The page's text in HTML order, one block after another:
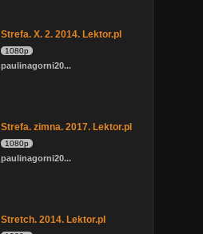
Strefa. X. 2. 2014. Lektor.pl
1080p
paulinagorni20...
Strefa. zimna. 2017. Lektor.pl
1080p
paulinagorni20...
Stretch. 2014. Lektor.pl